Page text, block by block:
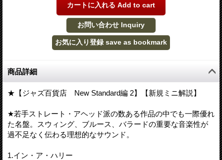
商品詳細
★【ジャズ百貨店 New Standard編 2】【新規ミニ解説】
★若手ストレート・アヘッド派の数ある作品の中でも一際優れ
た名盤。スウィング、ブルース、バラードの重要な音楽性が
過不足なく伝わる理想的なサウンド。
1.イン・ア・ハリー